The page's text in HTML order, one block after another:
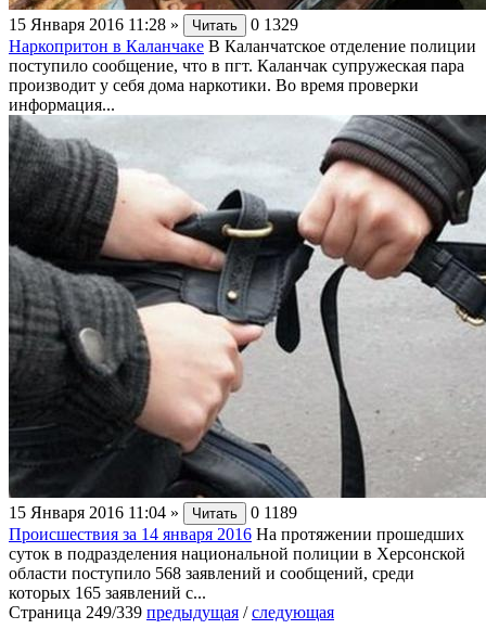
15 Января 2016 11:28 » Читать 0 1329
Наркопритон в Каланчаке В Каланчатское отделение полиции
поступило сообщение, что в пгт. Каланчак супружеская пара
производит у себя дома наркотики. Во время проверки
информация...
15 Января 2016 11:04 » Читать 0 1189
Происшествия за 14 января 2016 На протяжении прошедших
суток в подразделения национальной полиции в Херсонской
области поступило 568 заявлений и сообщений, среди
которых 165 заявлений с...
Страница 249/339 предыдущая /следующая